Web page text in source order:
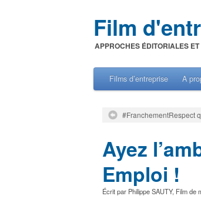
Film
APPROCHES ÉDITORIALES
Films d’entreprise A
#FranchementRespect
Ayez
Emploi !
Écrit par Philippe SAUTY, Film de